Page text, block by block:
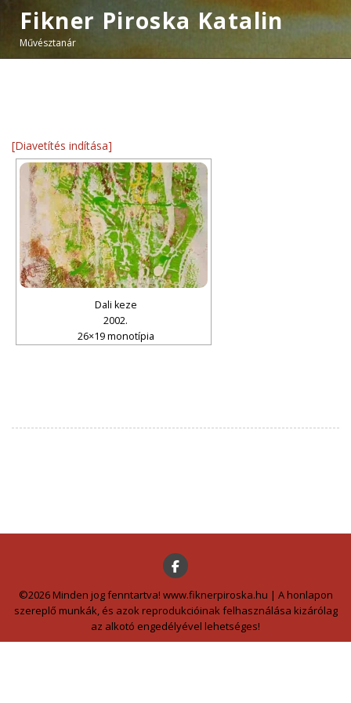
Fikner Piroska Katalin
Művésztanár
[Diavetítés indítása]
Dali keze
2002.
26×19 monotípia
©2026 Minden jog fenntartva! www.fiknerpiroska.hu | A honlapon
szereplő munkák, és azok reprodukcióinak felhasználása kizárólag
az alkotó engedélyével lehetséges!